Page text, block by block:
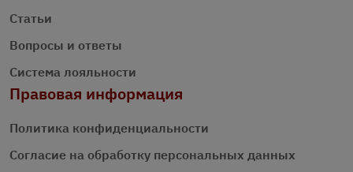
Статьи
Вопросы и ответы
Система лояльности
Правовая информация
Политика конфиденциальности
Согласие на обработку персональных данных